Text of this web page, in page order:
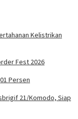
Kelistrikan
Fest 2026
Persen
21/Komodo, Siap